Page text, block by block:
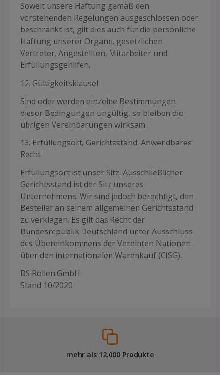
Soweit unsere Haftung gemäß den
vorstehenden Regelungen ausgeschlossen oder
beschränkt ist, gilt dies auch für die persönliche
Haftung unserer Organe, gesetzlichen
Vertreter, Angestellten, Mitarbeiter und
Erfüllungsgehilfen.
12. Gültigkeitsklausel
Sind oder werden einzelne Bestimmungen
dieser Bedingungen ungültig, so bleiben die
übrigen Vereinbarungen wirksam.
13. Erfüllungsort, Gerichtsstand, Anwendbares
Recht
Erfüllungsort ist unser Sitz. Ausschließlicher
Gerichtsstand ist der Sitz unseres
Unternehmens. Wir sind jedoch berechtigt, den
Besteller an seinem allgemeinen Gerichtsstand
zu verklagen. Es gilt das Recht der
Bundesrepublik Deutschland unter Ausschluss
des Übereinkommens der Vereinten Nationen
über den internationalen Warenkauf (CISG).
BS Rollen GmbH
Stand 10/2020
mehr als 12.000 Produkte